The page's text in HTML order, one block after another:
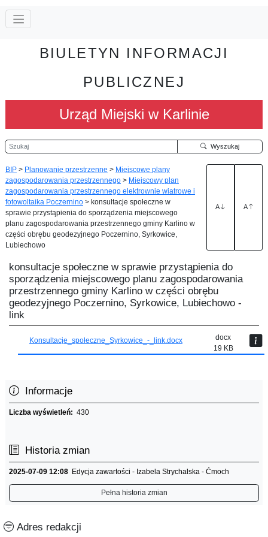
BIULETYN INFORMACJI
PUBLICZNEJ
Urząd Miejski w Karlinie
Szukaj Wyszukaj
BIP > Planowanie przestrzenne > Miejscowe plany
zagospodarowania przestrzennego > Miejscowy plan
zagospodarowania przestrzennego elektrownie wiatrowe i
fotowoltaika Poczernino > konsultacje społeczne w
sprawie przystąpienia do sporządzenia miejscowego
planu zagospodarowania przestrzennego gminy Karlino w
części obrębu geodezyjnego Poczernino, Syrkowice,
Lubiechowo
A A
konsultacje społeczne w sprawie przystąpienia do
sporządzenia miejscowego planu zagospodarowania
przestrzennego gminy Karlino w części obrębu
geodezyjnego Poczernino, Syrkowice, Lubiechowo -
link
Konsultacje_społeczne_Syrkowice_-_link.docx
docx
19 KB
Informacje
Liczba wyświetleń: 430
Historia zmian
2025-07-09 12:08 Edycja zawartości - Izabela Strychalska - Ćmoch
Pełna historia zmian
Adres redakcji